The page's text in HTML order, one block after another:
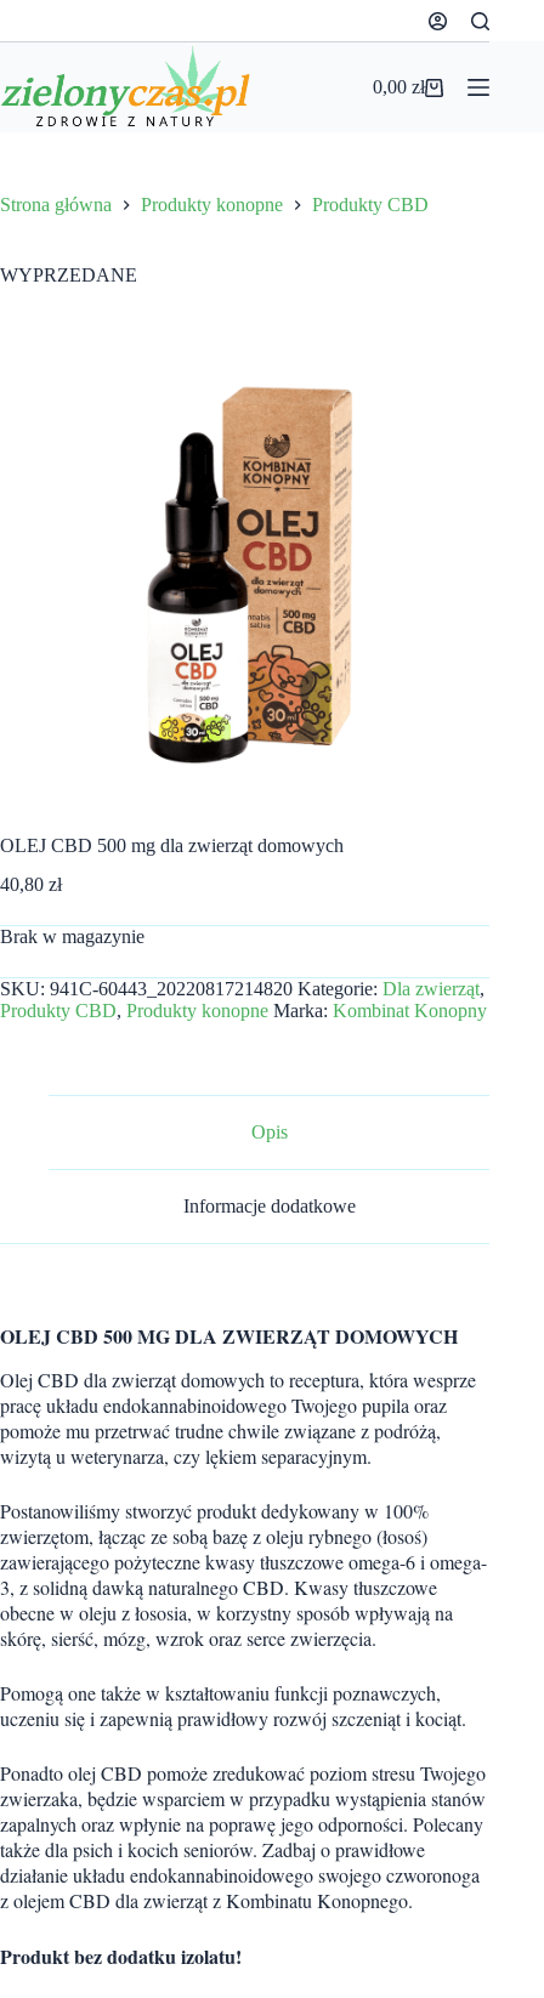
Koszyk
0,00zł
Strona główna Produkty konopne Produkty CBD
WYPRZEDANE
OLEJ CBD 500 mg dla zwierząt domowych
40,80 zł
Brak w magazynie
SKU: 941C-60443_20220817214820 Kategorie: Dla zwierząt,
Produkty CBD, Produkty konopne Marka: Kombinat Konopny
Opis
Informacje dodatkowe
OLEJ CBD 500 MG DLA ZWIERZĄT DOMOWYCH
Olej CBD dla zwierząt domowych to receptura, która wesprze
pracę układu endokannabinoidowego Twojego pupila oraz
pomoże mu przetrwać trudne chwile związane z podróżą,
wizytą u weterynarza, czy lękiem separacyjnym.
Postanowiliśmy stworzyć produkt dedykowany w 100%
zwierzętom, łącząc ze sobą bazę z oleju rybnego (łosoś)
zawierającego pożyteczne kwasy tłuszczowe omega-6 i omega-
3, z solidną dawką naturalnego CBD. Kwasy tłuszczowe
obecne w oleju z łososia, w korzystny sposób wpływają na
skórę, sierść, mózg, wzrok oraz serce zwierzęcia.
Pomogą one także w kształtowaniu funkcji poznawczych,
uczeniu się i zapewnią prawidłowy rozwój szczeniąt i kociąt.
Ponadto olej CBD pomoże zredukować poziom stresu Twojego
zwierzaka, będzie wsparciem w przypadku wystąpienia stanów
zapalnych oraz wpłynie na poprawę jego odporności. Polecany
także dla psich i kocich seniorów. Zadbaj o prawidłowe
działanie układu endokannabinoidowego swojego czworonoga
z olejem CBD dla zwierząt z Kombinatu Konopnego.
Produkt bez dodatku izolatu!